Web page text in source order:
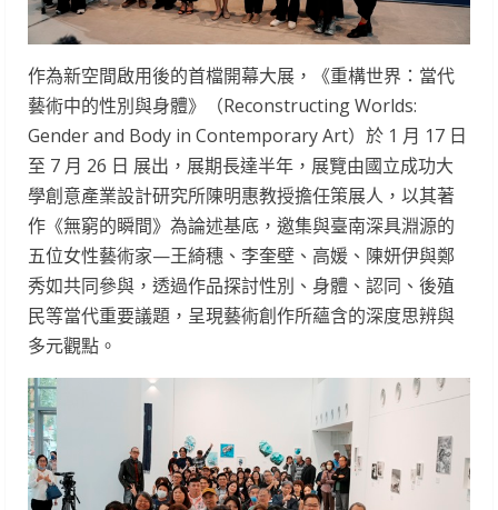
作為新空間啟用後的首檔開幕大展，《重構世界：當代
藝術中的性別與身體》（Reconstructing Worlds:
Gender and Body in Contemporary Art）於 1 月 17 日
至 7 月 26 日 展出，展期長達半年，展覽由國立成功大
學創意產業設計研究所陳明惠教授擔任策展人，以其著
作《無窮的瞬間》為論述基底，邀集與臺南深具淵源的
五位女性藝術家—王綺穗、李奎壁、高媛、陳妍伊與鄭
秀如共同參與，透過作品探討性別、身體、認同、後殖
民等當代重要議題，呈現藝術創作所蘊含的深度思辨與
多元觀點。